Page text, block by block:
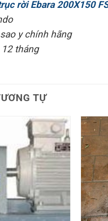
rời Ebara 200X150
sao y chính hãng
tháng
TỰ